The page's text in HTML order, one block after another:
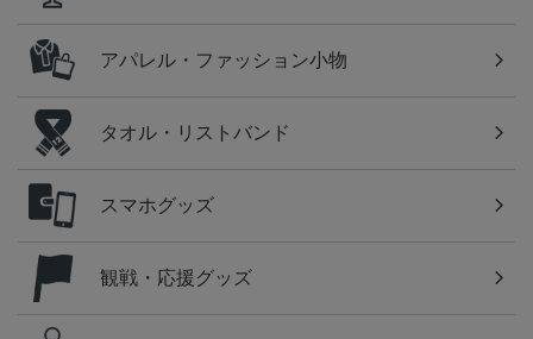
アパレル・ファッション小物
タオル・リストバンド
スマホグッズ
観戦・応援グッズ